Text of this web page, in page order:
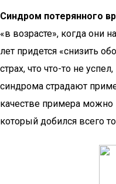
Синдром потерянного
«в возрасте», когда они
лет придется «снизить
страх, что что-то не
синдрома страдают
качестве примера можно
который добился всего